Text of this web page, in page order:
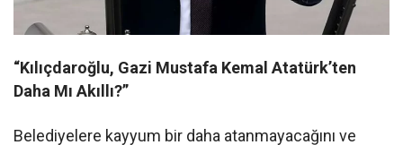
“Kılıçdaroğlu, Gazi Mustafa Kemal Atatürk’ten
Daha Mı Akıllı?”
Belediyelere kayyum bir daha atanmayacağını ve